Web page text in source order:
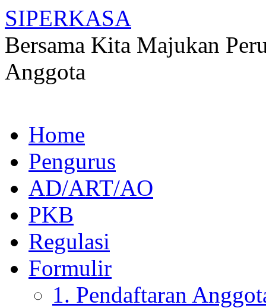
SIPERKASA
Bersama Kita Majukan
Anggota
to
contentHome
Pengurus
AD/ART/AO
PKB
Regulasi
Formulir
1. Pendaftaran